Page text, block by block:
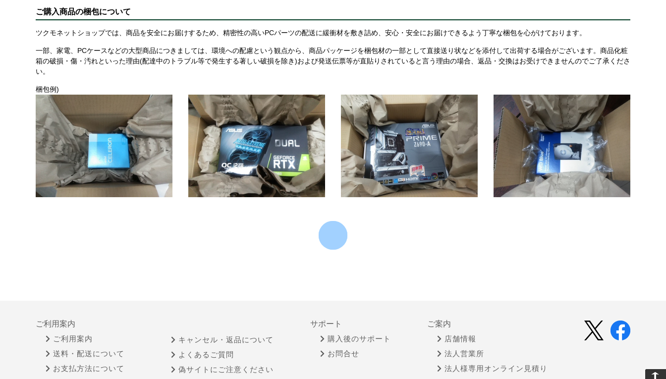
ご購入商品の梱包について
ツクモネットショップでは、商品を安全にお届けするため、精密性の高いPCパーツの配送に緩衝材を敷き詰め、安心・安全にお届けできるよう丁寧な梱包を心がけております。
一部、家電、PCケースなどの大型商品につきましては、環境への配慮という観点から、商品パッケージを梱包材の一部として直接送り状などを添付して出荷する場合がございます。商品化粧
箱の破損・傷・汚れといった理由(配達中のトラブル等で発生する著しい破損を除き)および発送伝票等が直貼りされていると言う理由の場合、返品・交換はお受けできませんのでご了承くださ
い。
梱包例)
ご利用案内
ご利用案内
送料・配送について
お支払方法について
キャンセル・返品について
よくあるご質問
偽サイトにご注意ください
サポート
購入後のサポート
お問合せ
ご案内
店舗情報
法人営業所
法人様専用オンライン見積り